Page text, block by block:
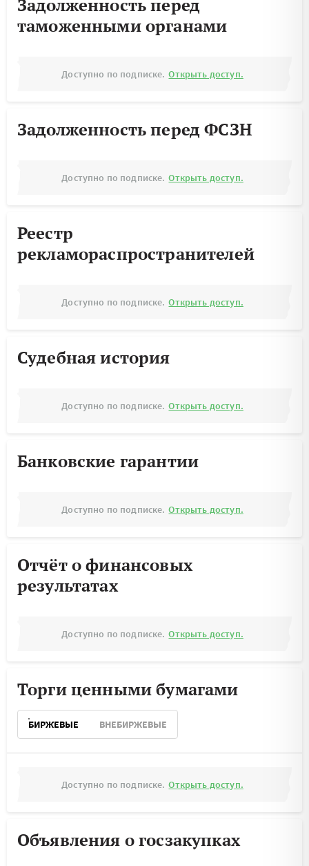
Задолженность перед
таможенными органами
Доступно по подписке. Открыть доступ.
Задолженность перед ФСЗН
Доступно по подписке. Открыть доступ.
Реестр
рекламораспространителей
Доступно по подписке. Открыть доступ.
Судебная история
Доступно по подписке. Открыть доступ.
Банковские гарантии
Доступно по подписке. Открыть доступ.
Отчёт о финансовых
результатах
Доступно по подписке. Открыть доступ.
Торги ценными бумагами
БИРЖЕВЫЕ ВНЕБИРЖЕВЫЕ
Доступно по подписке. Открыть доступ.
Объявления о госзакупках